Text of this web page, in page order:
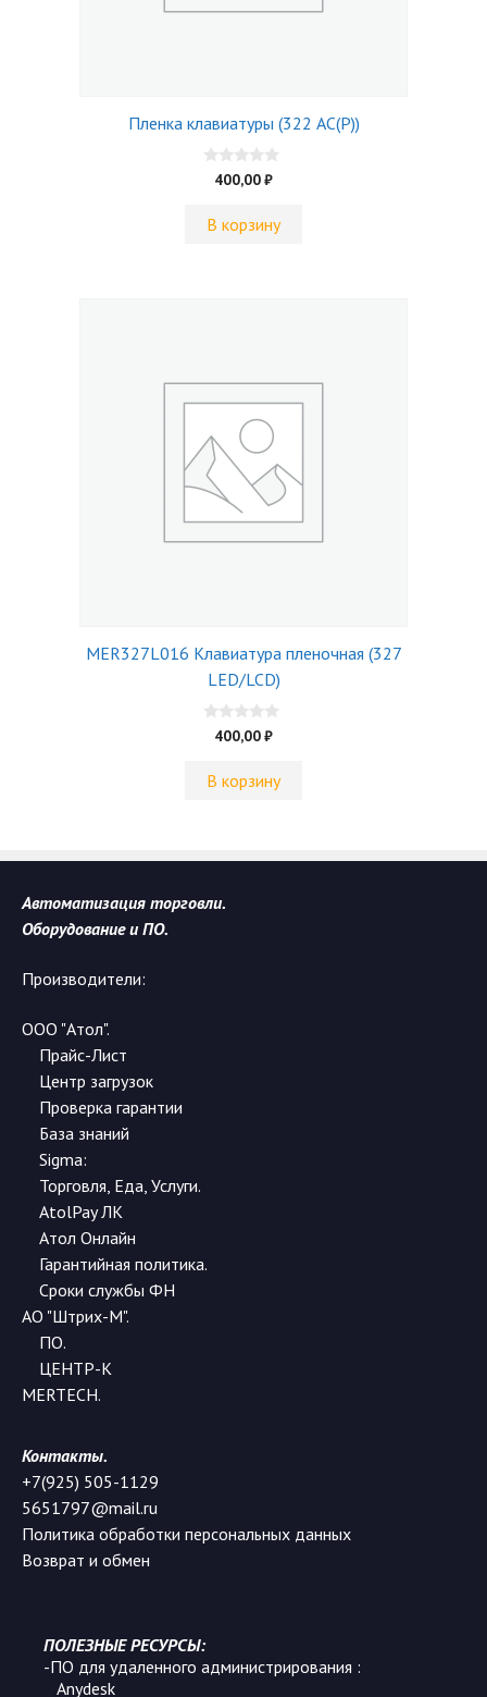
Пленка клавиатуры (322 АC(P))
5
400,00₽
В корзину
MER327L016 Клавиатура пленочная (327
LED/LCD)
5
400,00₽
В корзину
Автоматизация торговли.
Оборудование и ПО.
Производители:
ООО "Атол".
Прайс-Лист
Центр загрузок
Проверка гарантии
База знаний
Sigma:
Торговля Еда Услуги.
AtolPay ЛК
Атол Онлайн
Гарантийная политика.
Сроки службы ФН
АО "Штрих-М".
ПО.
ЦЕНТР-К
MERTECH.
Контакты.
+7(925) 505-1129
5651797@mail.ru
Политика обработки персональных данных
Возврат и обмен
ПОЛЕЗНЫЕ РЕСУРСЫ:
-ПО для удаленного администрирования :
Anydesk